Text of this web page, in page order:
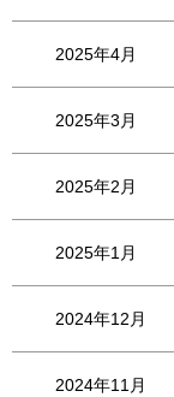
2025年4月
2025年3月
2025年2月
2025年1月
2024年12月
2024年11月